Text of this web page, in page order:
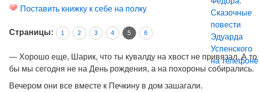
Поставить книжку к себе на полку
Страницы: 1 2 3 4 5 6
— Хорошо еще, Шарик, что ты кувалду на хвост не привязал. А то
бы мы сегодня не на День рождения, а на похороны собирались.
Вечером они все вместе к Печкину в дом зашагали.